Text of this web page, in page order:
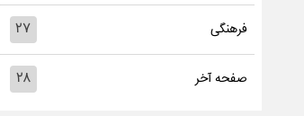
فرهنگی ۲۷
صفحه آخر ۲۸